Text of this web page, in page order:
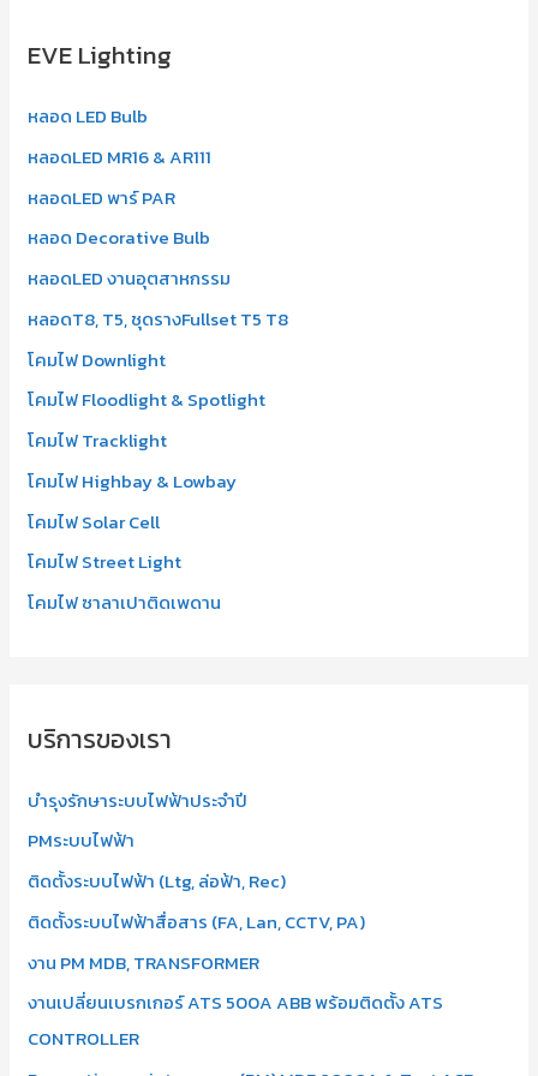
c
f
o
r
:
EVE Lighting
หลอด LED Bulb
หลอดLED MR16 & AR111
หลอดLED พาร์ PAR
หลอด Decorative Bulb
หลอดLED งานอุตสาหกรรม
หลอดT8, T5, ชุดรางFullset T5 T8
โคมไฟ Downlight
โคมไฟ Floodlight & Spotlight
โคมไฟ Tracklight
โคมไฟ Highbay & Lowbay
โคมไฟ Solar Cell
โคมไฟ Street Light
โคมไฟ ซาลาเปาติดเพดาน
บริการของเรา
บำรุงรักษาระบบไฟฟ้าประจำปี
PMระบบไฟฟ้า
ติดตั้งระบบไฟฟ้า (Ltg, ล่อฟ้า, Rec)
ติดตั้งระบบไฟฟ้าสื่อสาร (FA, Lan, CCTV, PA)
งาน PM MDB, TRANSFORMER
งานเปลี่ยนเบรกเกอร์ ATS 500A ABB พร้อมติดตั้ง ATS
CONTROLLER